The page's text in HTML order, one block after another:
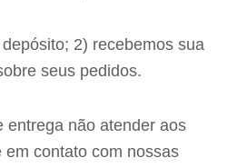
2) recebemos sua
seus pedidos.
entrega não atender aos
em contato com nossas